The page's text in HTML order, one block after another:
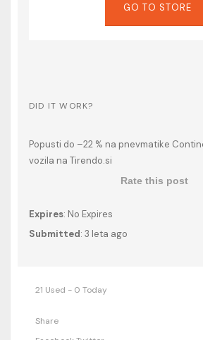
GO TO STORE
DID IT WORK?
Popusti do –22 % na pnevmatike
vozila na Tirendo.si
Rate this post
Expires: No Expires
Submitted: 3 leta ago
21 Used - 0 Today
Share